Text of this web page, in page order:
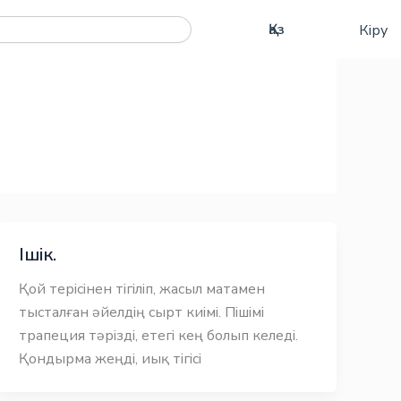
Қаз
Eng
Кіру
Ішік.
Қой терісінен тігіліп, жасыл матамен
тысталған әйелдің сырт киімі. Пішімі
трапеция тәрізді, етегі кең болып келеді.
Қондырма жеңді, иық тігісі